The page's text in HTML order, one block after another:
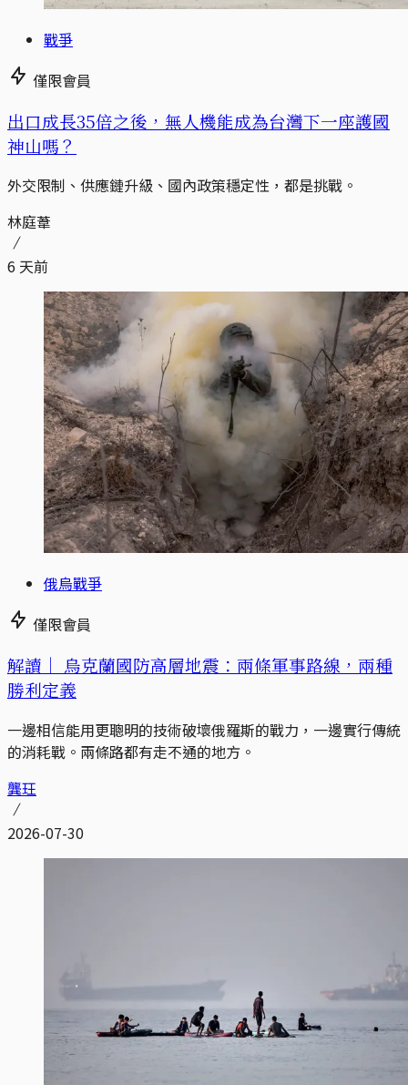
戰爭
僅限會員
出口成長35倍之後，無人機能成為台灣下一座護國
神山嗎？
外交限制、供應鏈升級、國內政策穩定性，都是挑戰。
林庭葦
6 天前
俄烏戰爭
僅限會員
解讀｜ 烏克蘭國防高層地震：兩條軍事路線，兩種
勝利定義
一邊相信能用更聰明的技術破壞俄羅斯的戰力，一邊實行傳統
的消耗戰。兩條路都有走不通的地方。
龔玨
2026-07-30